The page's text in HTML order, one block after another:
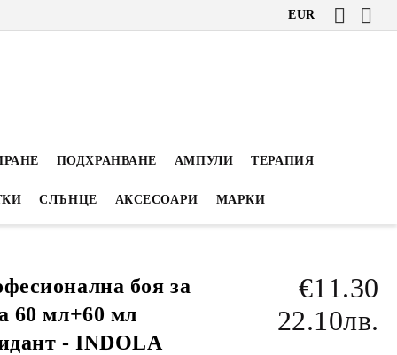
EUR
ПОДХРАНВАНЕ АМПУЛИ ТЕРАПИЯ
СЛЪНЦЕ АКСЕСОАРИ МАРКИ
боя за
60 мл+60 мл
- INDOLA
€11.30
22.10лв.